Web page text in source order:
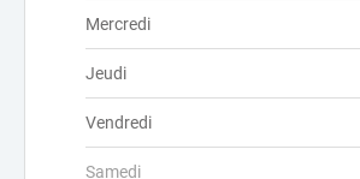
Mercredi
Jeudi
Vendredi
Samedi